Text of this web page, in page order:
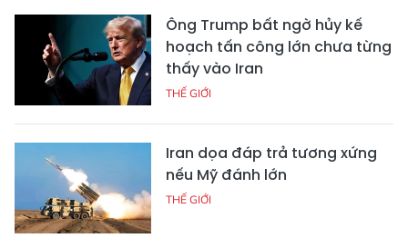
Ông Trump bất ngờ hủy kế
hoạch tấn công lớn chưa từng
thấy vào Iran
THẾ GIỚI
Iran dọa đáp trả tương xứng
nếu Mỹ đánh lớn
THẾ GIỚI